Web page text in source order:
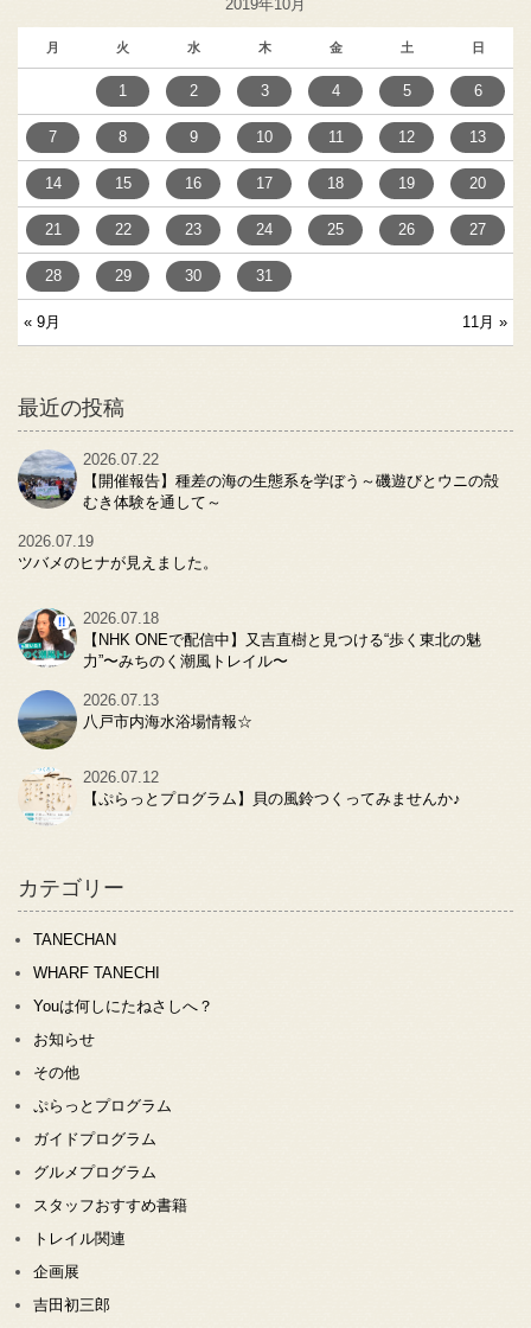
2019年10月
月 火 水 木 金 土 日
« 9月 11月 »
1 2 3 4 5 6
7 8 9 10 11 12 13
14 15 16 17 18 19 20
21 22 23 24 25 26 27
28 29 30 31
最近の投稿
2026.07.22
【開催報告】種差の海の生態系を学ぼう～磯遊びとウニの殻
むき体験を通して～
2026.07.19
ツバメのヒナが見えました。
2026.07.18
【NHK ONEで配信中】又吉直樹と見つける“歩く東北の魅
力”〜みちのく潮風トレイル〜
2026.07.13
八戸市内海水浴場情報☆
2026.07.12
【ぷらっとプログラム】貝の風鈴つくってみませんか♪
カテゴリー
TANECHAN
WHARF TANECHI
Youは何しにたねさしへ？
お知らせ
その他
ぷらっとプログラム
ガイドプログラム
グルメプログラム
スタッフおすすめ書籍
トレイル関連
企画展
吉田初三郎